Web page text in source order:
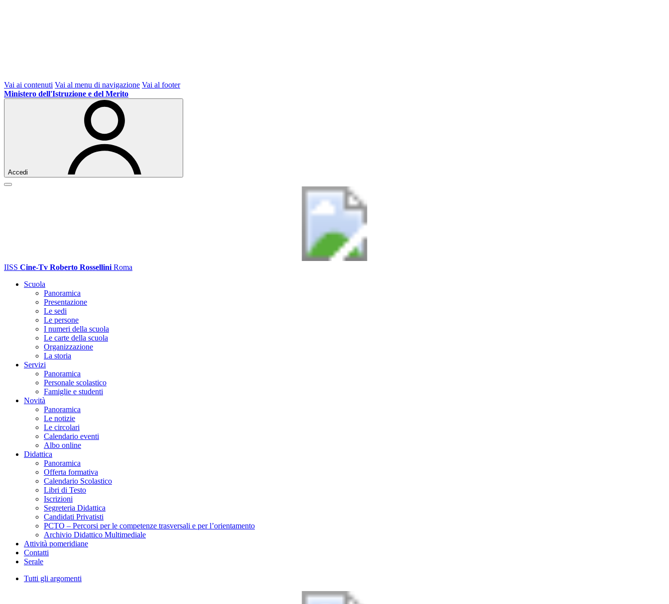
Vai ai contenuti Vai al menu di navigazione Vai al footer
Ministero dell'Istruzione e del Merito
Accedi
IISS Cine-Tv Roberto Rossellini Roma
Scuola
Panoramica
Presentazione
Le sedi
Le persone
I numeri della scuola
Le carte della scuola
Organizzazione
La storia
Servizi
Panoramica
Personale scolastico
Famiglie e studenti
Novità
Panoramica
Le notizie
Le circolari
Calendario eventi
Albo online
Didattica
Panoramica
Offerta formativa
Calendario Scolastico
Libri di Testo
Iscrizioni
Segreteria Didattica
Candidati Privatisti
PCTO – Percorsi per le competenze trasversali e per l’orientamento
Archivio Didattico Multimediale
Attività pomeridiane
Contatti
Serale
Tutti gli argomenti